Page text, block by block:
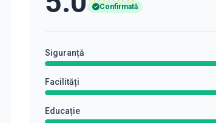
Confirmată
Siguranță
Facilități
Educație